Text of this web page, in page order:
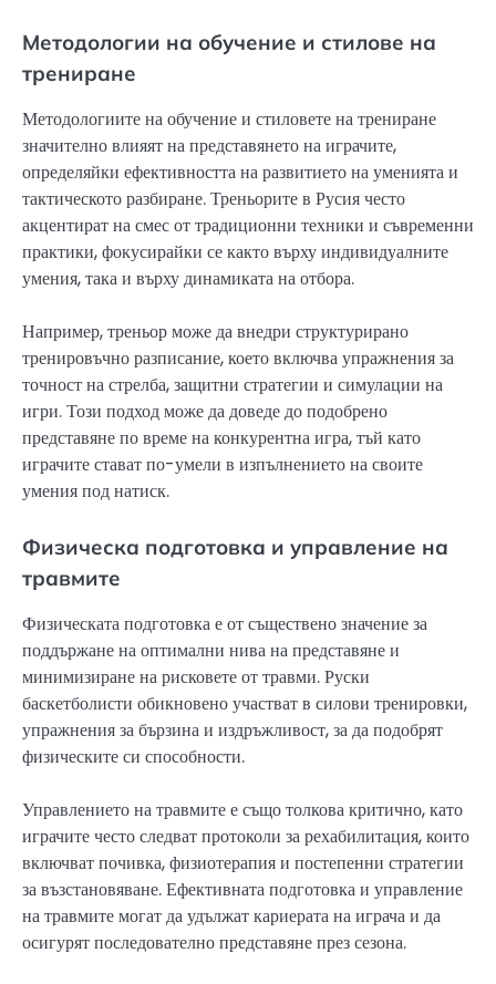
Методологии на обучение и стилове на
трениране
Методологиите на обучение и стиловете на трениране
значително влияят на представянето на играчите,
определяйки ефективността на развитието на уменията и
тактическото разбиране. Треньорите в Русия често
акцентират на смес от традиционни техники и съвременни
практики, фокусирайки се както върху индивидуалните
умения, така и върху динамиката на отбора.
Например, треньор може да внедри структурирано
тренировъчно разписание, което включва упражнения за
точност на стрелба, защитни стратегии и симулации на
игри. Този подход може да доведе до подобрено
представяне по време на конкурентна игра, тъй като
играчите стават по-умели в изпълнението на своите
умения под натиск.
Физическа подготовка и управление на
травмите
Физическата подготовка е от съществено значение за
поддържане на оптимални нива на представяне и
минимизиране на рисковете от травми. Руски
баскетболисти обикновено участват в силови тренировки,
упражнения за бързина и издръжливост, за да подобрят
физическите си способности.
Управлението на травмите е също толкова критично, като
играчите често следват протоколи за рехабилитация, които
включват почивка, физиотерапия и постепенни стратегии
за възстановяване. Ефективната подготовка и управление
на травмите могат да удължат кариерата на играча и да
осигурят последователно представяне през сезона.